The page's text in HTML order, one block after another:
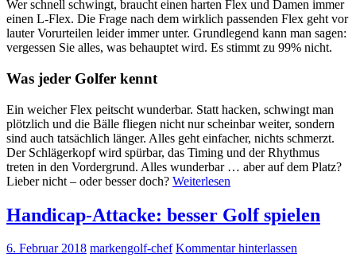
Wer schnell schwingt, braucht einen harten Flex und Damen immer
einen L-Flex. Die Frage nach dem wirklich passenden Flex geht vor
lauter Vorurteilen leider immer unter. Grundlegend kann man sagen:
vergessen Sie alles, was behauptet wird. Es stimmt zu 99% nicht.
Was jeder Golfer kennt
Ein weicher Flex peitscht wunderbar. Statt hacken, schwingt man
plötzlich und die Bälle fliegen nicht nur scheinbar weiter, sondern
sind auch tatsächlich länger. Alles geht einfacher, nichts schmerzt.
Der Schlägerkopf wird spürbar, das Timing und der Rhythmus
treten in den Vordergrund. Alles wunderbar … aber auf dem Platz?
Lieber nicht – oder besser doch? Weiterlesen
Handicap-Attacke: besser Golf spielen
6. Februar 2018 markengolf-chef Kommentar hinterlassen